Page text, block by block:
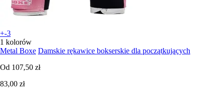
+-3
1 kolorów
Metal Boxe Damskie rękawice bokserskie dla początkujących
Od 107,50 zł
83,00 zł